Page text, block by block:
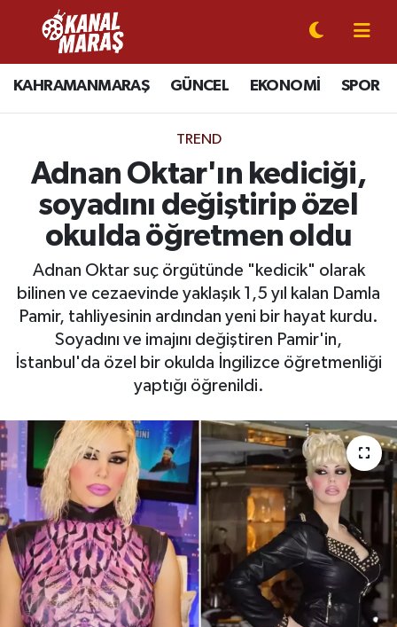
KAHRAMANMARAŞ GÜNCEL EKONOMİ SPOR
TREND
Adnan Oktar'ın kediciği,
soyadını değiştirip özel
okulda öğretmen oldu
Adnan Oktar suç örgütünde "kedicik" olarak
bilinen ve cezaevinde yaklaşık 1,5 yıl kalan Damla
Pamir, tahliyesinin ardından yeni bir hayat kurdu.
Soyadını ve imajını değiştiren Pamir'in,
İstanbul'da özel bir okulda İngilizce öğretmenliği
yaptığı öğrenildi.
CANLI YAYIN
KAHRAMANMARAŞ
SPOR
SİYASET
EKONOMİ
GÜNDEM
SAĞLIK
EĞİTİM
BÖLGE
KEŞFET
POPÜLER
Kahramanmaraş Nöbetçi Eczaneler
Kahramanmaraş Hava Durumu
Kahramanmaraş Trafik Yoğunluk Haritası
Süper Lig Puan Durumu ve Fikstür
Tüm Manşetler
Son Dakika Haberleri